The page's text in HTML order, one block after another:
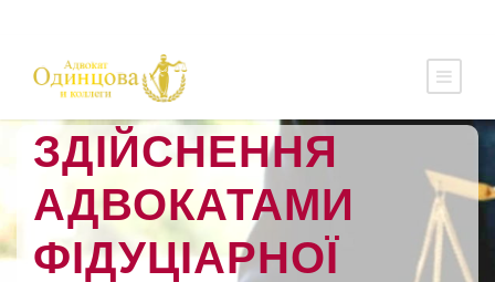
ЗДІЙСНЕННЯ
АДВОКАТАМИ
ФІДУЦІАРНОЇ